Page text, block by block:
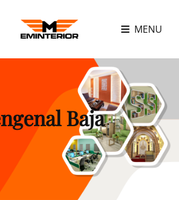
MENU
Baja